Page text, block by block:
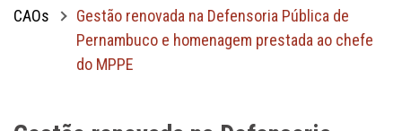
CAOs
Gestão renovada na Defensoria Pública de
Pernambuco e homenagem prestada ao chefe
do MPPE